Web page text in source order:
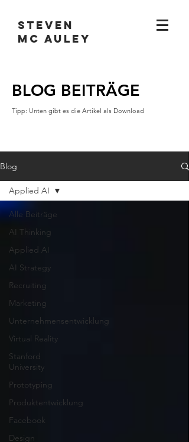
STEVEN
MC AULEY
BLOG BEITRÄGE
Tipp: Unten gibt es die Artikel als Download
Blog
Alle Beiträge
AI Thinking
Applied AI
AI Strategy
Recruiting
Marketing
Unternehmensentwicklung
Virtual Reality
Stanford
University
Prototyping
Produktentwicklung
Facebook
Design
Applied AI